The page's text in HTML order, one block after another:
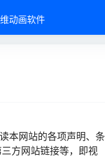
动画软件
本网站的各项声明、条
方网站链接等，即视